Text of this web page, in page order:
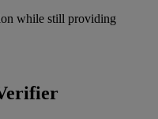
while still providing